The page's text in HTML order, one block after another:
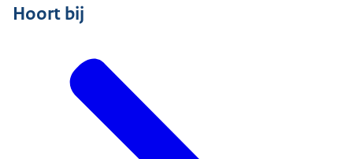
Hoort bij